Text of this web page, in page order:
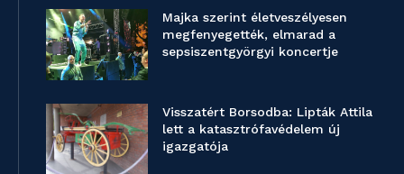
Majka szerint életveszélyesen
megfenyegették, elmarad a
sepsiszentgyörgyi koncertje
Visszatért Borsodba: Lipták Attila
lett a katasztrófavédelem új
igazgatója